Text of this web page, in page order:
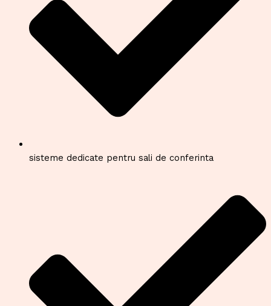
sisteme dedicate pentru sali de conferinta